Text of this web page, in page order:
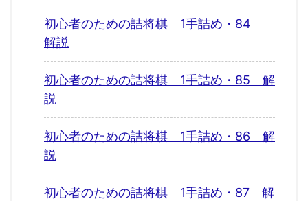
初心者のための詰将棋 1手詰め・84
解説
初心者のための詰将棋 1手詰め・85 解
説
初心者のための詰将棋 1手詰め・86 解
説
初心者のための詰将棋 1手詰め・87 解